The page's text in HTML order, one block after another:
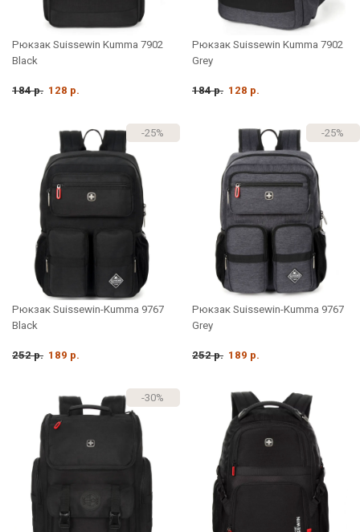
Рюкзак Suissewin Kumma 7902
Black
184 р. 128 р.
Рюкзак Suissewin Kumma 7902
Grey
184 р. 128 р.
-25%
Рюкзак Suissewin-Kumma 9767
Black
252 р. 189 р.
-25%
Рюкзак Suissewin-Kumma 9767
Grey
252 р. 189 р.
-30%